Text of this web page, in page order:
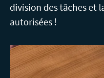
division des tâches et
autorisées !